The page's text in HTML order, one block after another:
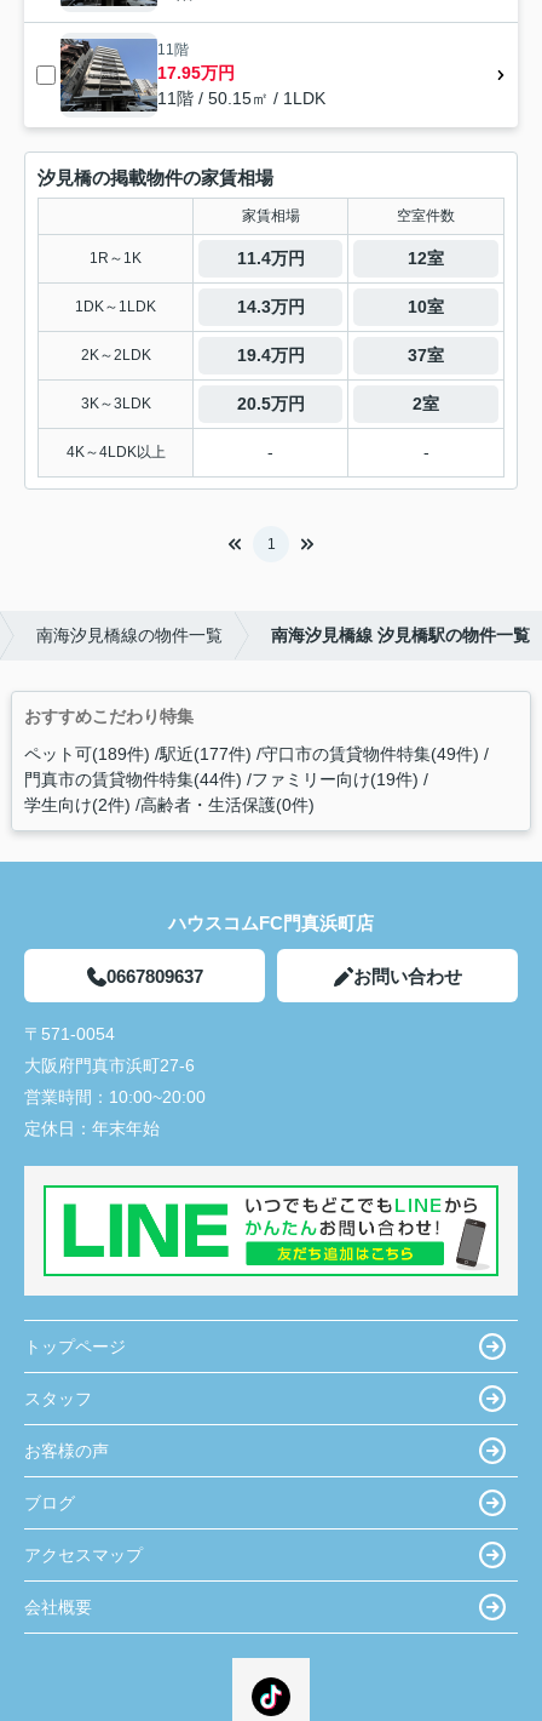
11階
17.95万円
11階 / 50.15㎡ / 1LDK
汐見橋の掲載物件の家賃相場
家賃相場 空室件数
1R～1K 11.4万円 12室
1DK～1LDK 14.3万円 10室
2K～2LDK 19.4万円 37室
3K～3LDK 20.5万円 2室
4K～4LDK以上 - -
1
南海汐見橋線の物件一覧 南海汐見橋線 汐見橋駅の物件一覧
おすすめこだわり特集
ペット可(189件) 駅近(177件) 守口市の賃貸物件特集(49件)
門真市の賃貸物件特集(44件) ファミリー向け(19件)
学生向け(2件) 高齢者・生活保護(0件)
ハウスコムFC門真浜町店
0667809637 お問い合わせ
〒571-0054
大阪府門真市浜町27-6
営業時間： 10:00~20:00
定休日： 年末年始
トップページ
スタッフ
お客様の声
ブログ
アクセスマップ
会社概要